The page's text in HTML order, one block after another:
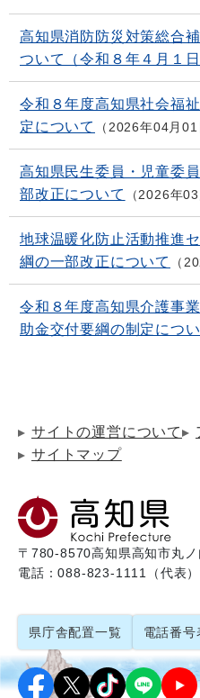
高知県消防防災対策総合
ついて（令和８年４月１日
令和８年度高知県社会福
定について
2026年04月01
高知県民生委員・児童委
部改正について
2026年03
地球温暖化防止活動推進
綱の一部改正について
令和８年度高知県介護事
助金交付要綱の制定につ
サイトの運営について
サイトマップ
〒780-8570高知県高知市丸
電話：088-823-1111（代表）
県庁舎配置一覧 電話番号